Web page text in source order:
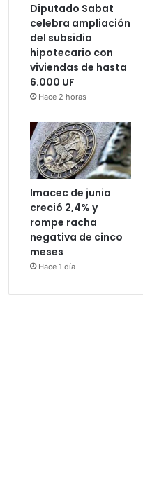
Diputado Sabat
celebra ampliación
del subsidio
hipotecario con
viviendas de hasta
6.000 UF
Hace 2 horas
Imacec de junio
creció 2,4% y
rompe racha
negativa de cinco
meses
Hace 1 día